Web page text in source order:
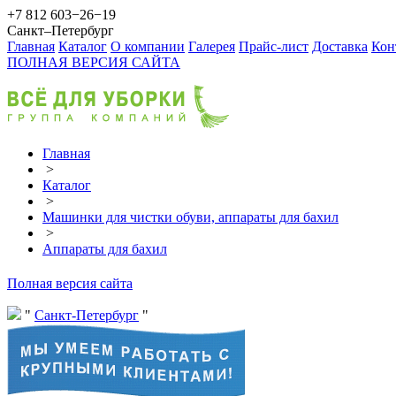
+7 812 603−26−19
Санкт–Петербург
Главная Каталог О компании Галерея Прайс-лист Доставка
ПОЛНАЯ ВЕРСИЯ САЙТА
Главная
>
Каталог
>
Машинки для чистки обуви, аппараты для бахил
>
Аппараты для бахил
Полная версия сайта
Санкт-Петербург